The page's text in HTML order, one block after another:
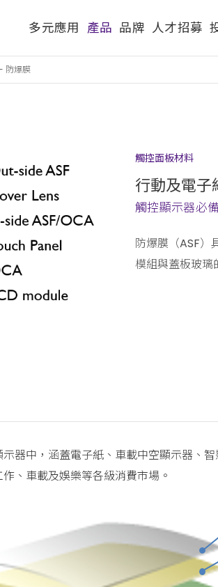
多元應用 產品 品牌 人才招募
防爆膜
觸控面板材料
行動及電
觸控顯示器必
防爆膜（ASF）
模組與蓋板玻璃
器中，涵蓋電子紙、車載中空顯示器、
、車載及娛樂等各級消費市場。